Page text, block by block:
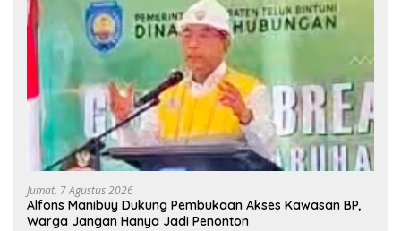
Jumat, 7 Agustus 2026
Alfons Manibuy Dukung Pembukaan Akses Kawasan BP,
Warga Jangan Hanya Jadi Penonton